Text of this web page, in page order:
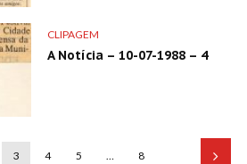
CLIPAGEM
A Notícia – 10-07-1988 – 4
3 4 5 … 8